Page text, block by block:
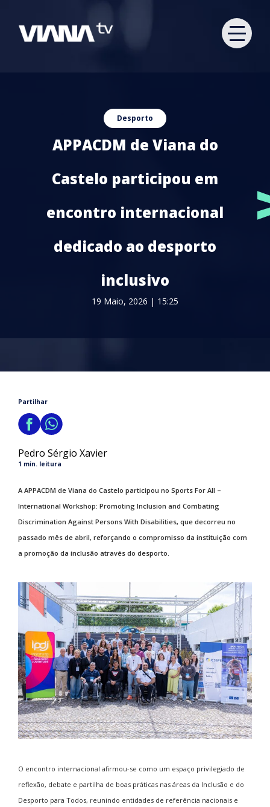
Desporto
APPACDM de Viana do
Castelo participou em
encontro internacional
dedicado ao desporto
inclusivo
19 Maio, 2026 | 15:25
Partilhar
Pedro Sérgio Xavier
1 min. leitura
A APPACDM de Viana do Castelo participou no Sports For All –
International Workshop: Promoting Inclusion and Combating
Discrimination Against Persons With Disabilities, que decorreu no
passado mês de abril, reforçando o compromisso da instituição com
a promoção da inclusão através do desporto.
O encontro internacional afirmou-se como um espaço privilegiado de
reflexão, debate e partilha de boas práticas nas áreas da Inclusão e do
Desporto para Todos, reunindo entidades de referência nacionais e